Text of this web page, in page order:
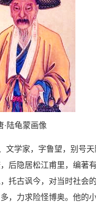
·陆龟蒙画像
文学家，字鲁望，别号
后隐居松江甫里，编著
托古讽今，对当时社会
，力求险怪博奥。他的